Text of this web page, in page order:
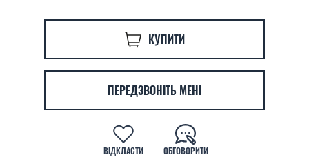
КУПИТИ
ПЕРЕДЗВОНІТЬ МЕНІ
ВІДКЛАСТИ ОБГОВОРИТИ